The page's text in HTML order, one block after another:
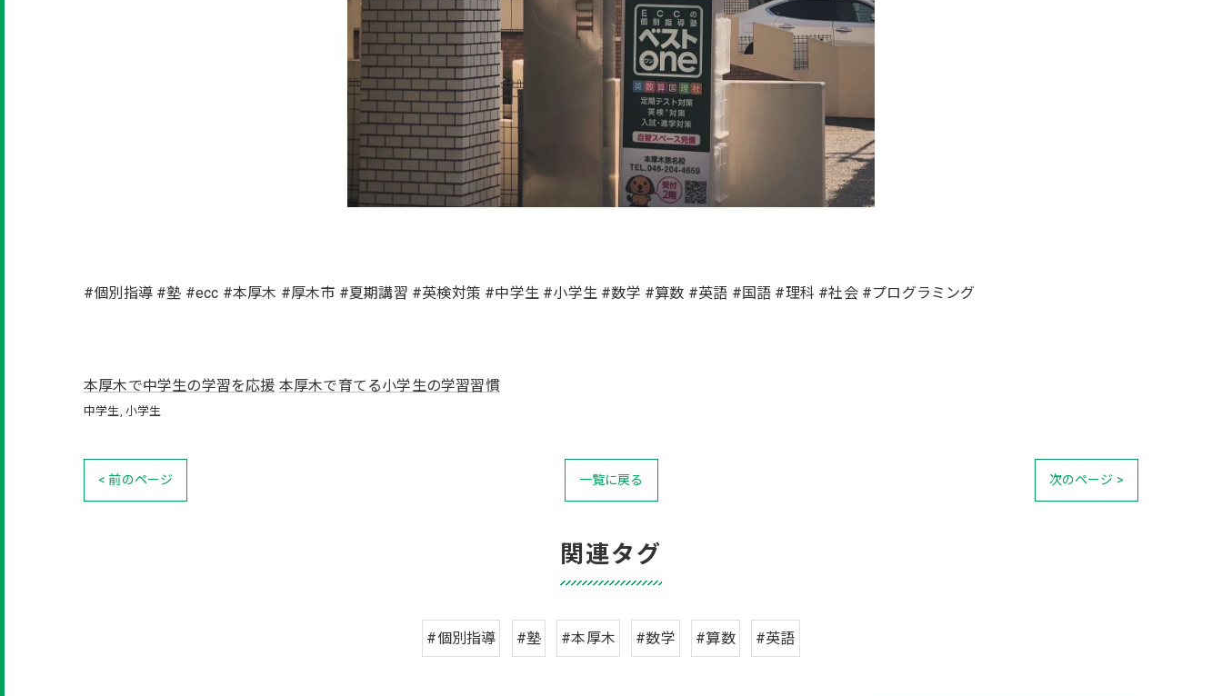
#個別指導 #塾 #ecc #本厚木 #厚木市 #夏期講習 #英検対策 #中学生 #小学生 #数学 #算数 #英語 #国語 #理科 #社会 #プログラミング
本厚木で中学生の学習を応援 本厚木で育てる小学生の学習習慣
中学生 小学生
< 前のページ 一覧に戻る 次のページ >
関連タグ
#個別指導 #塾 #本厚木 #数学 #算数 #英語